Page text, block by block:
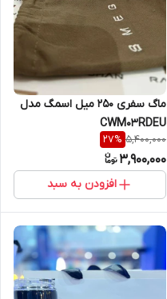
ماگ سفری 250 میل اسمگ مدل
CWM03RDEU
5,400,000
27%
3,900,000
افزودن به سبد